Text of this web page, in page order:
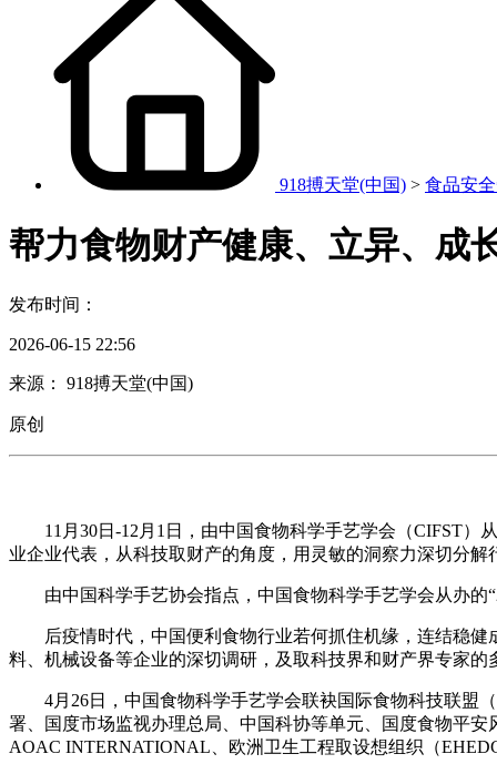
918搏天堂(中国) > 食品安
帮力食物财产健康、立异、成
发布时间：
2026-06-15 22:56
来源： 918搏天堂(中国)
原创
11月30日-12月1日，由中国食物科学手艺学会（CIFST）
业企业代表，从科技取财产的角度，用灵敏的洞察力深切分
由中国科学手艺协会指点，中国食物科学手艺学会从办的
后疫情时代，中国便利食物行业若何抓住机缘，连结稳健
料、机械设备等企业的深切调研，及取科技界和财产界专家
4月26日，中国食物科学手艺学会联袂国际食物科技联盟（
署、国度市场监视办理总局、中国科协等单元、国度食物平
AOAC INTERNATIONAL、欧洲卫生工程取设想组织（